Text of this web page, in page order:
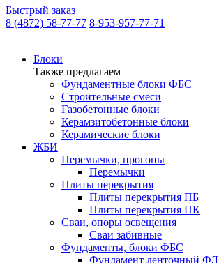
Быстрый заказ
8 (4872) 58-77-77 8-953-957-77-71
Блоки
Также предлагаем
Фундаментные блоки ФБС
Строительные смеси
Газобетонные блоки
Керамзитобетонные блоки
Керамические блоки
ЖБИ
Перемычки, прогоны
Перемычки
Плиты перекрытия
Плиты перекрытия ПБ
Плиты перекрытия ПК
Сваи, опоры освещения
Сваи забивные
Фундаменты, блоки ФБС
Фундамент ленточный ФЛ